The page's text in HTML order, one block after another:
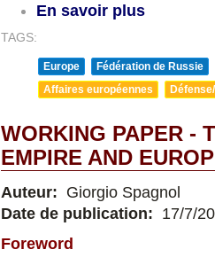
En savoir plus
TAGS:
Europe
Fédération de Russie
Affaires européennes
WORKING PAPER -
EMPIRE AND
Auteur: Giorgio Spagnol
Date de publication: 17/7/
Foreword